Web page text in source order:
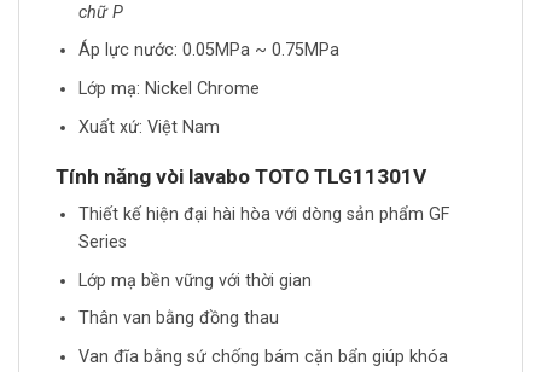
chữ P
Áp lực nước: 0.05MPa ~ 0.75MPa
Lớp mạ: Nickel Chrome
Xuất xứ: Việt Nam
Tính năng vòi lavabo TOTO TLG11301V
Thiết kế hiện đại hài hòa với dòng sản phẩm GF
Series
Lớp mạ bền vững với thời gian
Thân van bằng đồng thau
Van đĩa bằng sứ chống bám cặn bẩn giúp khóa